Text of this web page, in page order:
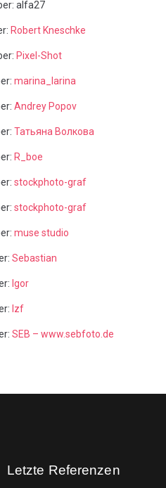
alfa27
Robert Kneschke
Pixel-Shot
marina_larina
Andrey Popov
Татьяна Волкова
R_boe
stockphoto-graf
stockphoto-graf
muse studio
Sebastian
Igor
lzf
SEB – www.sebfoto.de
Letzte Referenzen